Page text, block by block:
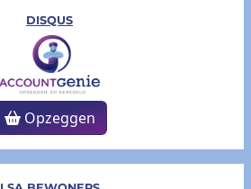
DISQUS
Opzeggen